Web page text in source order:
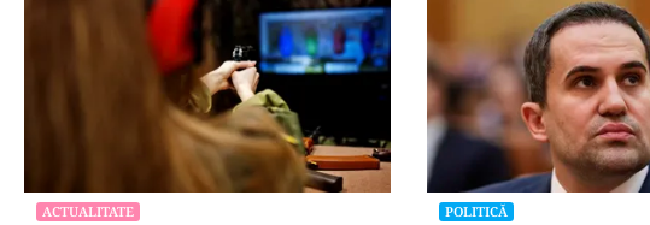
Atacurile cibernetice
expun vulnerabilitățile
statului român: ANP
repetă scenariul e‑Terra.
Ce ascund comunicările
oficiale și cine răspunde
pentru mentenanța IT a
instituțiilor publice